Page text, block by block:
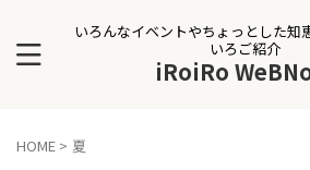
いろんなイベントやちょっとした知
いろご紹介
iRoiRo
HOME > 夏